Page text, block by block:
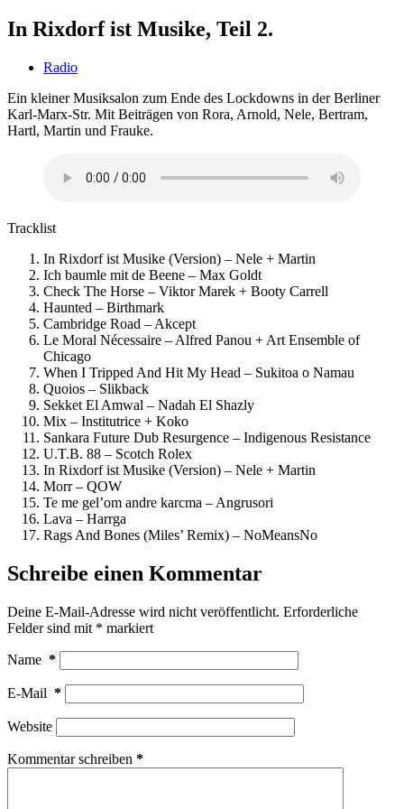
In Rixdorf ist Musike, Teil 2.
Radio
Ein kleiner Musiksalon zum Ende des Lockdowns in der Berliner
Karl-Marx-Str. Mit Beiträgen von Rora, Arnold, Nele, Bertram,
Hartl, Martin und Frauke.
Tracklist
In Rixdorf ist Musike (Version) – Nele + Martin
Ich baumle mit de Beene – Max Goldt
Check The Horse – Viktor Marek + Booty Carrell
Haunted – Birthmark
Cambridge Road – Akcept
Le Moral Nécessaire – Alfred Panou + Art Ensemble of
Chicago
When I Tripped And Hit My Head – Sukitoa o Namau
Quoios – Slikback
Sekket El Amwal – Nadah El Shazly
Mix – Institutrice + Koko
Sankara Future Dub Resurgence – Indigenous Resistance
U.T.B. 88 – Scotch Rolex
In Rixdorf ist Musike (Version) – Nele + Martin
Morr – QOW
Te me gel’om andre karcma – Angrusori
Lava – Harrga
Rags And Bones (Miles’ Remix) – NoMeansNo
Schreibe einen Kommentar
Deine E-Mail-Adresse wird nicht veröffentlicht. Erforderliche
Felder sind mit * markiert
Name *
E-Mail *
Website
Kommentar schreiben *